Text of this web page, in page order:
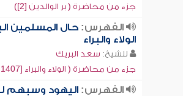
جزء من محاضرة ( بر الوالدين [2])
الفهرس:حال المسلمين
الولاء والبراء
للشيخ: سعد البريك
جزء من محاضرة ( الولاء والبراء [1407ه])
الفهرس:اليهود وسبهم